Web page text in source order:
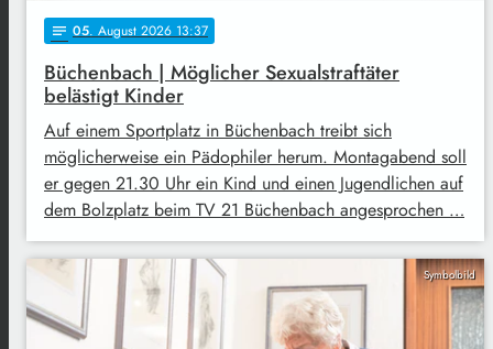
notes 05. August 2026 13:37
Büchenbach | Möglicher Sexualstraftäter
belästigt Kinder
Auf einem Sportplatz in Büchenbach treibt sich
möglicherweise ein Pädophiler herum. Montagabend soll
er gegen 21.30 Uhr ein Kind und einen Jugendlichen auf
dem Bolzplatz beim TV 21 Büchenbach angesprochen …
Symbolbild